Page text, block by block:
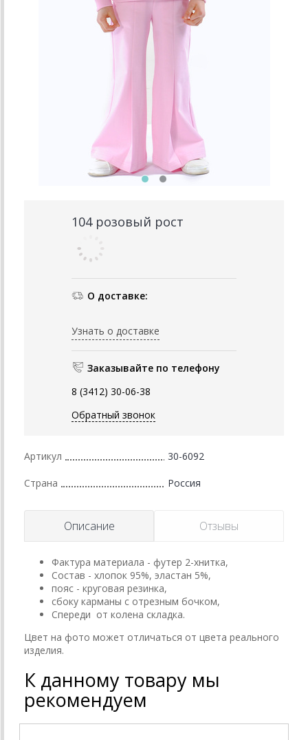
104 розовый рост
О доставке:
Узнать о доставке
Заказывайте по телефону
8 (3412) 30-06-38
Обратный звонок
Артикул 30-6092
Страна Россия
Описание Отзывы
Фактура материала - футер 2-хнитка,
Состав - хлопок 95%, эластан 5%,
пояс - круговая резинка,
сбоку карманы с отрезным бочком,
Спереди от колена складка.
Цвет на фото может отличаться от цвета реального
изделия.
К данному товару мы
рекомендуем